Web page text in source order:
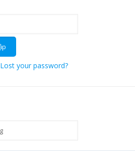
Lost your password?